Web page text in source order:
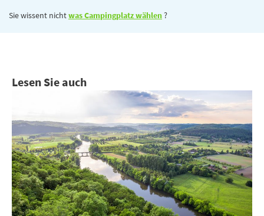
Sie wissent nichtwas Campingplatz wählen?
Lesen Sie auch